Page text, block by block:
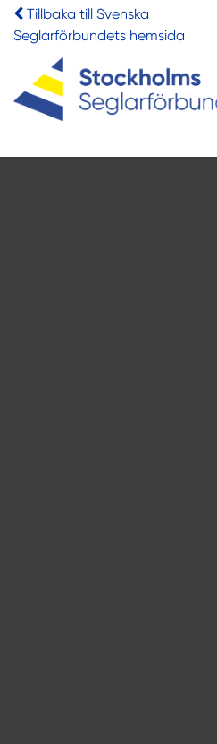
Tillbaka till Svenska
Seglarförbundets hemsida